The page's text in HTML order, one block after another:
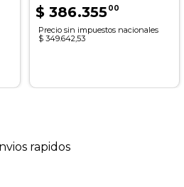
$ 386.35500
Precio sin impuestos nacionales
$ 349.642,53